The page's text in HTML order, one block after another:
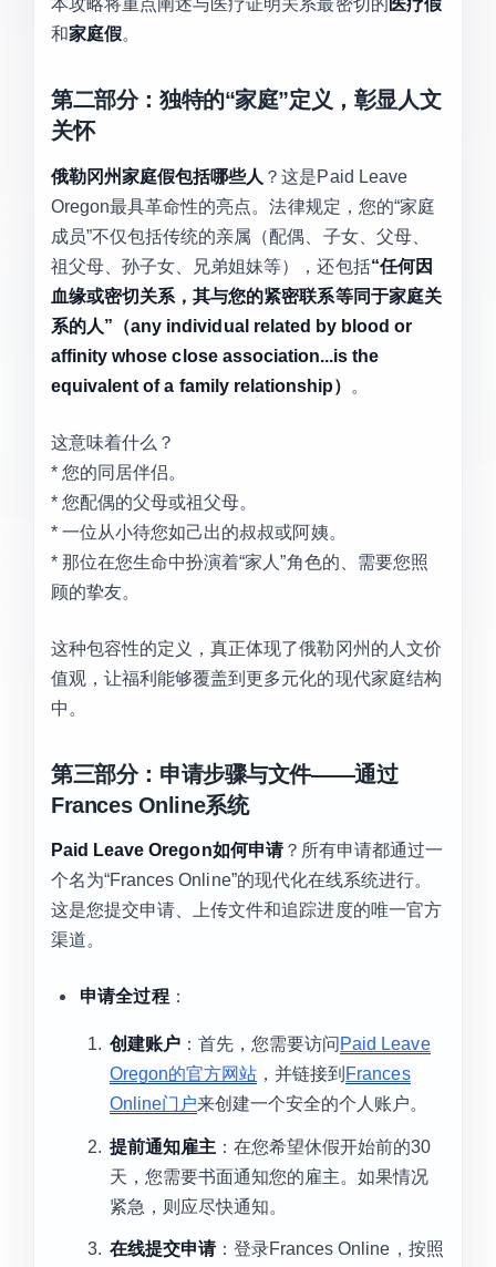
本攻略将重点阐述与医疗证明关系最密切的 医疗假
和家庭假。
第二部分：独特的“家庭”定义，彰显人文
关怀
俄勒冈州家庭假包括哪些人 ？这是Paid Leave
Oregon最具革命性的亮点。法律规定，您的“家庭
成员”不仅包括传统的亲属（配偶、子女、父母、
祖父母、孙子女、兄弟姐妹等），还包括“任何因
血缘或密切关系，其与您的紧密联系等同于家庭关
系的人”（any individual related by blood or
affinity whose close association...is the
equivalent of a family relationship）
。
这意味着什么？
* 您的同居伴侣。
* 您配偶的父母或祖父母。
* 一位从小待您如己出的叔叔或阿姨。
* 那位在您生命中扮演着“家人”角色的、需要您照
顾的挚友。
这种包容性的定义，真正体现了俄勒冈州的人文价
值观，让福利能够覆盖到更多元化的现代家庭结构
中。
第三部分：申请步骤与文件——通过
Frances Online系统
Paid Leave Oregon如何申请？所有申请都通过一
个名为“Frances Online”的现代化在线系统进行。
这是您提交申请、上传文件和追踪进度的唯一官方
渠道。
申请全过程：
创建账户：首先，您需要访问 Paid Leave
Oregon的官方网站 ，并链接到 Frances
Online门户来创建一个安全的个人账户。
提前通知雇主：在您希望休假开始前的30
天，您需要书面通知您的雇主。如果情况
紧急，则应尽快通知。
在线提交申请：登录Frances Online，按照